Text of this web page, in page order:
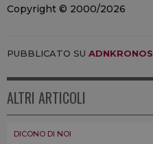
Copyright © 2000/2026
PUBBLICATO SU ADNKRONOS
ALTRI ARTICOLI
DICONO DI NOI